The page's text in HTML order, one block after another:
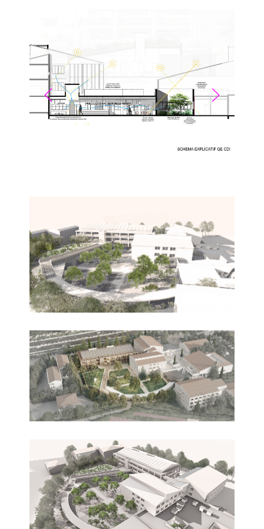
aux systèmes mécaniques.
Enfin, le projet s'intègre harmonieusement dans le
paysage existant, offrant aux élèves un cadre de
vie agréable et propice à l'apprentissage, tout en
respectant les principes de durabilité et de qualité